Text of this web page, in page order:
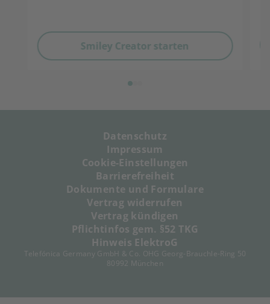
Smiley Creator starten
Datenschutz
Impressum
Cookie-Einstellungen
Barrierefreiheit
Dokumente und Formulare
Vertrag widerrufen
Vertrag kündigen
Pflichtinfos gem. §52 TKG
Hinweis ElektroG
Telefónica Germany GmbH & Co. OHG Georg-Brauchle-Ring 50
80992 München